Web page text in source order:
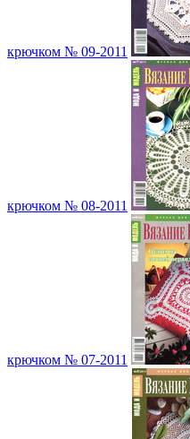
крючком № 09-2011
крючком № 08-2011
крючком № 07-2011